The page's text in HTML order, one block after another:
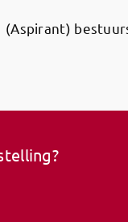
(Aspirant)